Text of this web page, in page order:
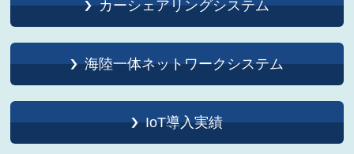
カーシェアリングシステム
海陸一体ネットワークシステム
IoT導入実績